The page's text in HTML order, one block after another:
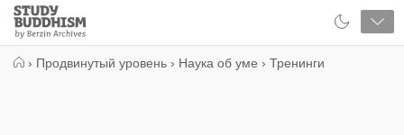
Close
Study
Buddhism
› Продвинутый уровень › Наука об уме › Тренинги